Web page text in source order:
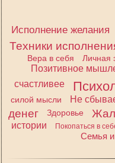
Исполнение желания
Техники
Вера в себя Личная
Позитивное
счастливее
силой мысли
Не
денег
Здоровье
истории
Покопаться в
Семья